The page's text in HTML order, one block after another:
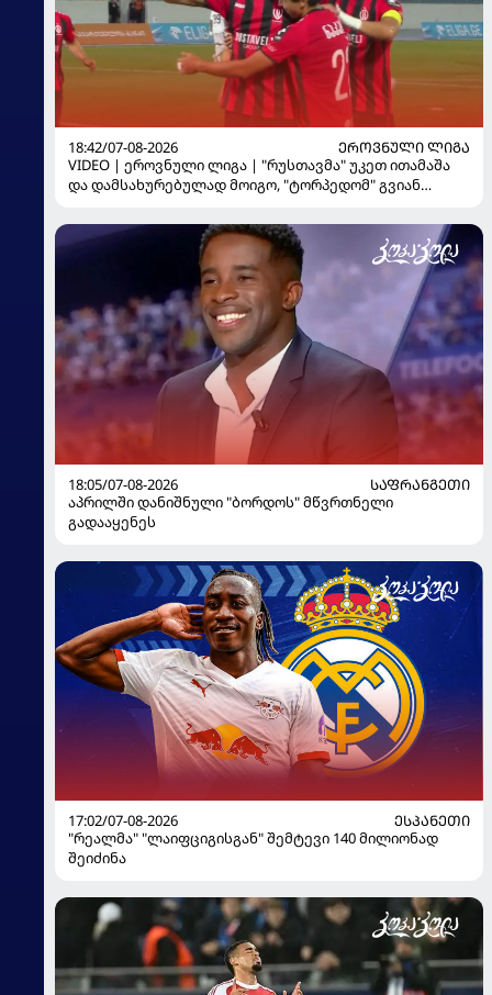
18:42/07-08-2026
ᲔᲠᲝᲕᲜᲣᲚᲘ ᲚᲘᲒᲐ
VIDEO | ეროვნული ლიგა | "რუსთავმა" უკეთ ითამაშა
და დამსახურებულად მოიგო, "ტორპედომ" გვიან
18:05/07-08-2026
ᲡᲐᲤᲠᲐᲜᲒᲔᲗᲘ
აპრილში დანიშნული "ბორდოს" მწვრთნელი
გადააყენეს
17:02/07-08-2026
ᲔᲡᲞᲐᲜᲔᲗᲘ
"რეალმა" "ლაიფციგისგან" შემტევი 140 მილიონად
შეიძინა